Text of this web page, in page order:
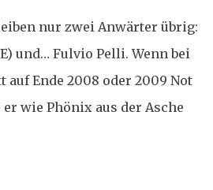
nur zwei Anwärter übrig:
und… Fulvio Pelli. Wenn bei
Ende 2008 oder 2009 Not
wie Phönix aus der Asche